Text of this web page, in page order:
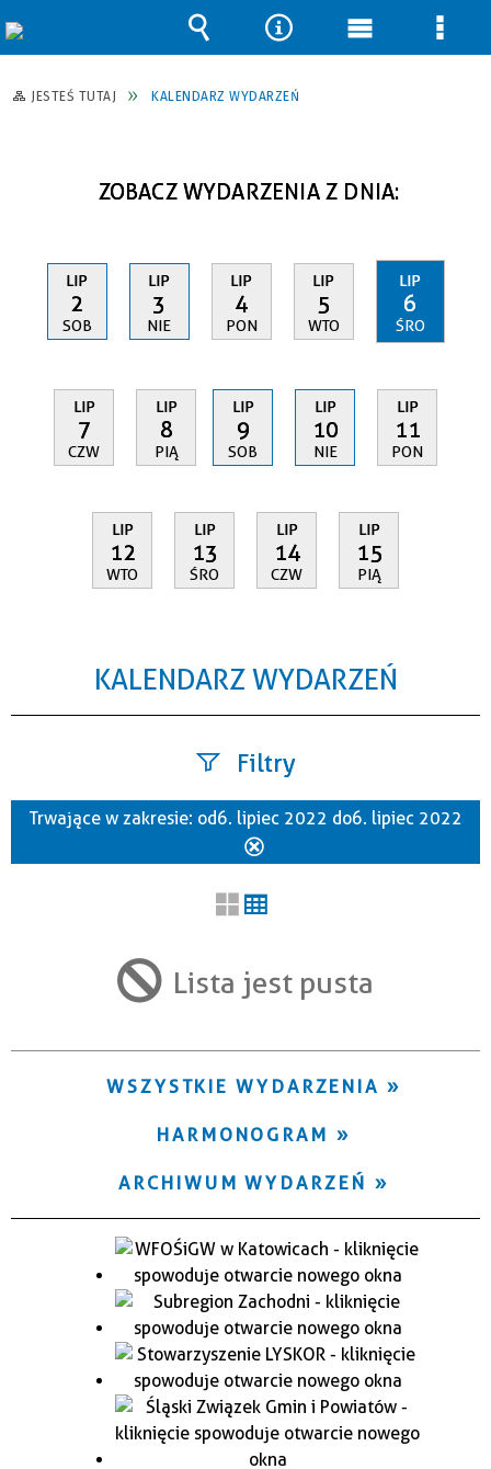
JESTEŚ TUTAJ KALENDARZ WYDARZEŃ
ZOBACZ WYDARZENIA Z DNIA:
LIP
2
SOB
LIP
3
NIE
LIP
4
PON
LIP
5
WTO
LIP
6
ŚRO
LIP
7
CZW
LIP
8
PIĄ
LIP
9
SOB
LIP
10
NIE
LIP
11
PON
LIP
12
WTO
LIP
13
ŚRO
LIP
14
CZW
LIP
15
PIĄ
KALENDARZ WYDARZEŃ
Filtry
Szukana fraza
Trwające w zakresie
Trwające w zakresie: od 6. lipiec 2022 do 6. lipiec 2022
filtr
Lista jest pusta
WSZYSTKIE WYDARZENIA
HARMONOGRAM
ARCHIWUM WYDARZEŃ
Wyszukiwarka
Narzędzia
Menu Menu